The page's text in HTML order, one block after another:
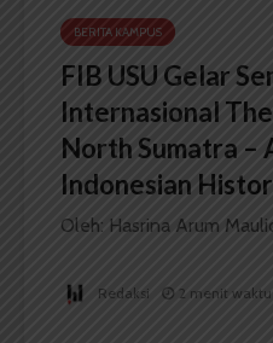
BERITA KAMPUS
FIB USU Gelar
Internasional
North Sumatra –
Indonesian
Oleh: Hasrina Arum
Redaksi 2 menit